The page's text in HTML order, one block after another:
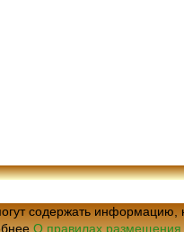
содержать информацию,
О правилах размещения